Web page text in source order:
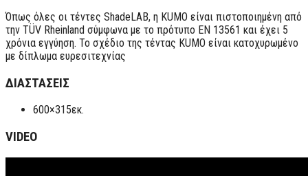
Όπως όλες οι τέντες ShadeLAB, η KUMO είναι πιστοποιημένη από
την TÜV Rheinland σύμφωνα με το πρότυπο EN 13561 και έχει 5
χρόνια εγγύηση. Το σχέδιο της τέντας KUMO είναι κατοχυρωμένο
με δίπλωμα ευρεσιτεχνίας
ΔΙΑΣΤΑΣΕΙΣ
600×315εκ.
VIDEO